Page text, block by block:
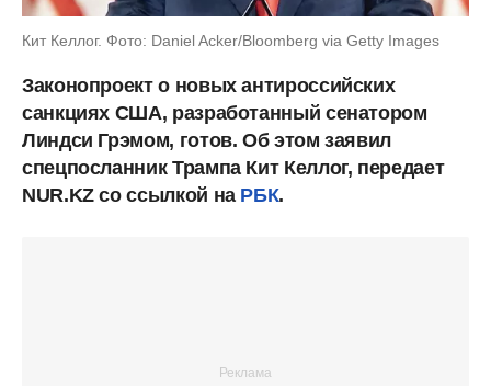
Кит Келлог. Фото: Daniel Acker/Bloomberg via Getty Images
Законопроект о новых антироссийских
санкциях США, разработанный сенатором
Линдси Грэмом, готов. Об этом заявил
спецпосланник Трампа Кит Келлог, передает
NUR.KZ со ссылкой на РБК.